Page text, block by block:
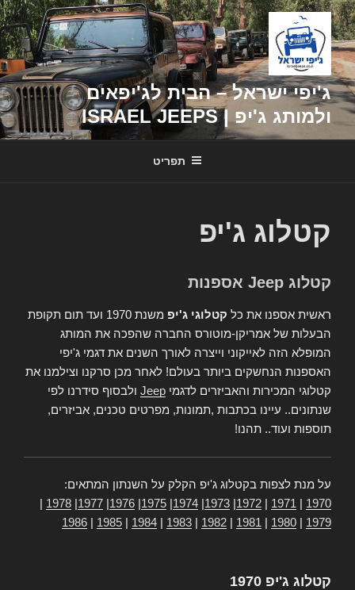
דילוג
לתוכן
ג'יפי ישראל – הבית לג'יפאים
ולמותג ג'יפ | ISRAEL JEEPS
תפריט
קטלוג ג'יפ
קטלוג Jeep אספנות
ראשית אספנו את כל קטלוגי ג'יפ
משנת 1970 ועד תום תקופת
הבעלות של אמריקן-מוטורס החברה שהפכה את המותג
המופלא הזה לאייקוני וייצרה לאורך השנים את דגמי ג'יפי
האספנות הנחשקים ביותר בעולם! לאחר מכן סרקנו וצילמנו את
קטלוגי המכירות והאביזרים לדגמי Jeep ולבסוף סידרנו לפי
שנתונים.. עיינו בכתבות ,תמונות, מפרטים טכנים, אביזרים,
תוספות ועוד.. תהנו!
על מנת לצפות בקטלוג ג'יפ הקלק על השנתון המתאים:
1970
1971
1972
1973
1974
1975
1976
1977
1978
1979
1980
1981
1982
1983
1984
1985
1986
קטלוג ג'יפ 1970